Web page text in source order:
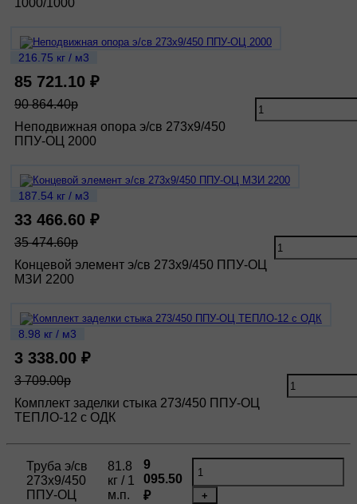
1000/1000
216.75 кг / м3
85 721.10 ₽
90 864.40р
Неподвижная опора э/св 273х9/450
ППУ-ОЦ 2000
187.54 кг / м3
33 466.60 ₽
35 474.60р
Концевой элемент э/св 273х9/450 ППУ-ОЦ
МЗИ 2200
8.98 кг / м3
3 338.00 ₽
3 709.00р
Комплект заделки стыка 273/450 ППУ-ОЦ
ТЕПЛО-12 с ОДК
Труба э/св
273х9/450
ППУ-ОЦ
81.8
кг / 1
м.п.
9
095.50
₽
+